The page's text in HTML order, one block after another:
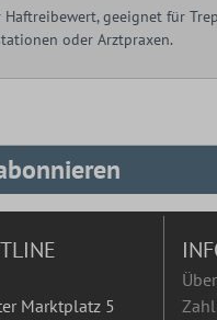
geeignet für
oder Arztpraxen.
Marktplatz 5